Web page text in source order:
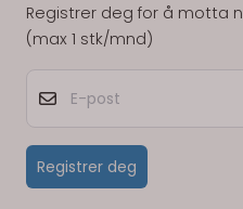
Registrer deg for å motta
(max 1 stk/mnd)
Registrer deg